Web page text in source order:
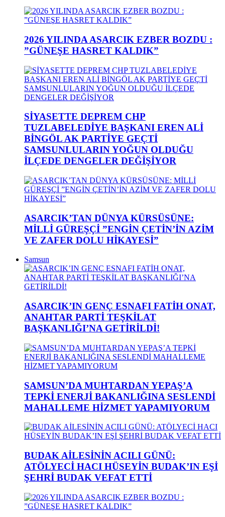
2026 YILINDA ASARCIK EZBER BOZDU :
”GÜNEŞE HASRET KALDIK”
SİYASETTE DEPREM CHP
TUZLABELEDİYE BAŞKANI EREN ALİ
BİNGÖL AK PARTİYE GEÇTİ
SAMSUNLULARIN YOĞUN OLDUĞU
İLÇEDE DENGELER DEĞİŞİYOR
ASARCIK’TAN DÜNYA KÜRSÜSÜNE:
MİLLİ GÜREŞÇİ ”ENGİN ÇETİN’İN AZİM
VE ZAFER DOLU HİKAYESİ”
Samsun
ASARCIK’IN GENÇ ESNAFI FATİH ONAT,
ANAHTAR PARTİ TEŞKİLAT
BAŞKANLIĞI’NA GETİRİLDİ!
SAMSUN’DA MUHTARDAN YEPAŞ’A
TEPKİ ENERJİ BAKANLIĞINA SESLENDİ
MAHALLEME HİZMET YAPAMIYORUM
BUDAK AİLESİNİN ACILI GÜNÜ:
ATÖLYECİ HACI HÜSEYİN BUDAK’IN EŞİ
ŞEHRİ BUDAK VEFAT ETTİ